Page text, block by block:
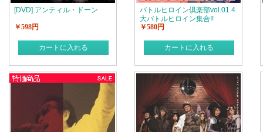
[DVD] アンティル・ドーン
￥598円
カートに入れる
バトルヒロイン倶楽部vol.01 4
大バトルヒロイン集合!!
￥580円
カートに入れる